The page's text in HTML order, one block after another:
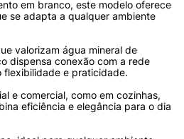
em branco, este modelo oferece
se adapta a qualquer ambiente
valorizam água mineral de
dispensa conexão com a rede
flexibilidade e praticidade.
e comercial, como em cozinhas,
eficiência e elegância para o dia